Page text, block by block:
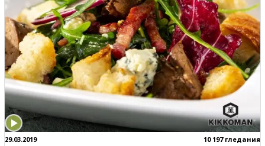
29.03.2019 10 197 гледания